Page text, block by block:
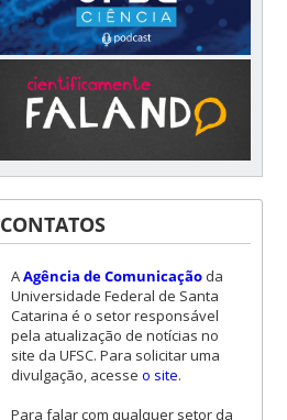
CONTATOS
AAgência de Comunicaçãoda
Universidade Federal de Santa
Catarina é o setor responsável
pela atualização de notícias no
site da UFSC. Para solicitar uma
divulgação, acesse o site.
Para falar com qualquer setor da